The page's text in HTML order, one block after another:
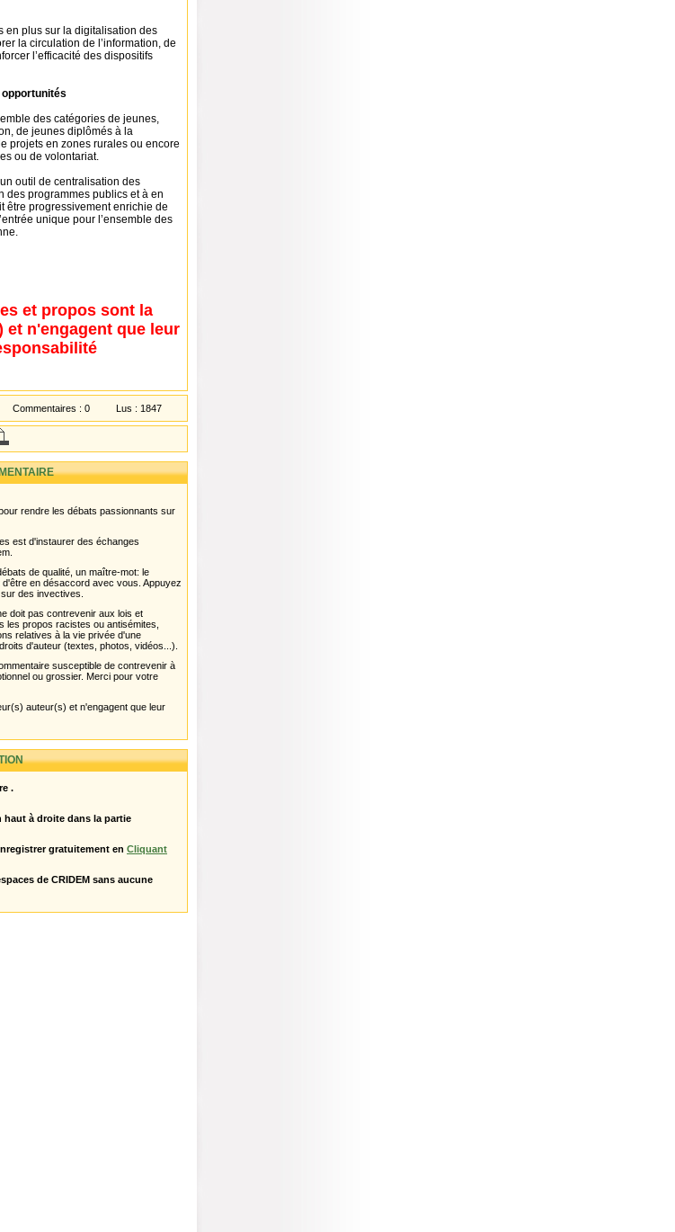
en plus sur la digitalisation des
la circulation de l’information, de
l’efficacité des dispositifs
des catégories de jeunes,
de jeunes diplômés à la
projets en zones rurales ou encore
ou de volontariat.
outil de centralisation des
des programmes publics et à en
être progressivement enrichie de
unique pour l’ensemble des
et propos sont la
et n'engagent que leur
Commentaires : 0 Lus : 1847
rendre les débats passionnants sur
est d'instaurer des échanges
de qualité, un maître-mot: le
en désaccord avec vous. Appuyez
des invectives.
doit pas contrevenir aux lois et
les propos racistes ou antisémites,
relatives à la vie privée d'une
d'auteur (textes, photos, vidéos...).
susceptible de contrevenir à
ou grossier. Merci pour votre
auteur(s) et n'engagent que leur
.
haut à droite dans la partie
gratuitement en Cliquant
de CRIDEM sans aucune